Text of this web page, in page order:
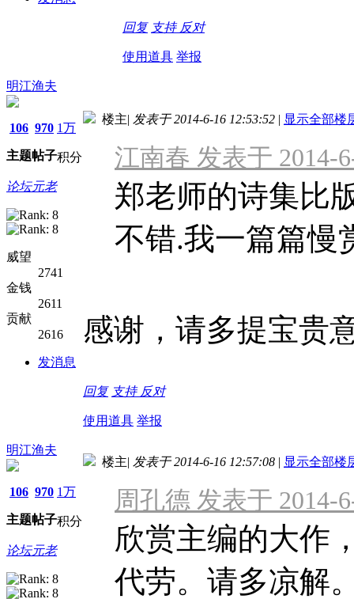
回复 支持 反对
使用道具 举报
明江渔夫
106
主题
970
帖子
1万
积分
论坛元老
威望
2741
金钱
2611
贡献
2616
发消息
楼主| 发表于 2014-6-16 12:53:52 | 显示全部楼
江南春 发表于 2014-
郑老师的诗集比
不错.我一篇篇慢
感谢，请多提宝贵
回复 支持 反对
使用道具 举报
明江渔夫
106
主题
970
帖子
1万
积分
论坛元老
楼主| 发表于 2014-6-16 12:57:08 | 显示全部楼
周孔德 发表于 2014-
欣赏主编的大作
代劳。请多凉解